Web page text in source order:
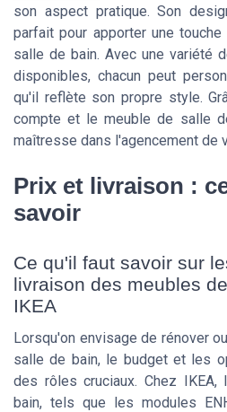
son aspect pratique. Son
parfait pour apporter une
salle de bain. Avec une variété
disponibles, chacun peut
qu'il reflète son propre style.
compte et le meuble de salle
maîtresse dans l'agencement de
Prix et livraison :
savoir
Ce qu'il faut savoir sur
livraison des meubles
IKEA
Lorsqu'on envisage de rénover
salle de bain, le budget et les
des rôles cruciaux. Chez
bain, tels que les modules